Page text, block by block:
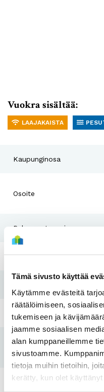
Tämä sivusto käyttää
Käytämme evästeitä
räätälöimiseen,
tukemiseen ja
jaamme sosiaalisen
alan kumppaneillemme
sivustoamme.
tietoja muihin tietoihin,
kerätty, kun olet käyttänyt
Vuokra sisältää:
LAAJAKAISTA
Kaupunginosa
Osoite
Rakennustyyppi
Hissi
Tulo- ja
varallisuusraja